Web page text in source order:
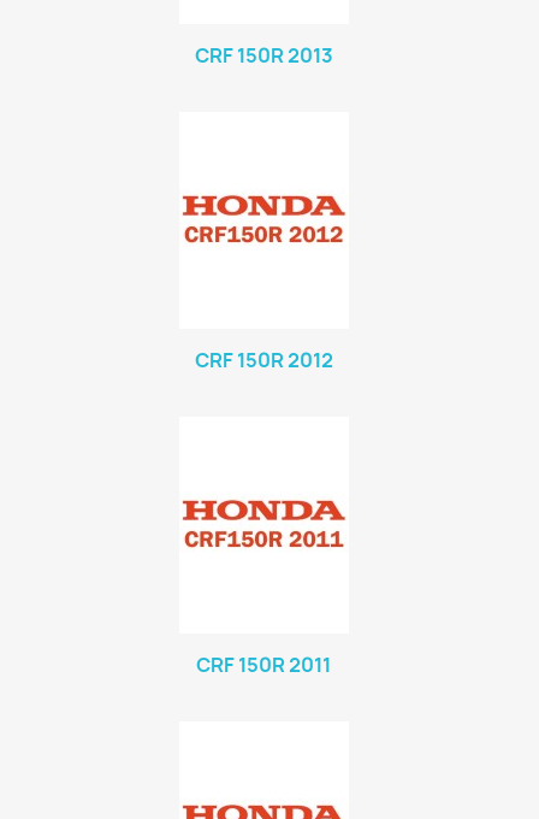
CRF 150R 2013
CRF 150R 2012
CRF 150R 2011